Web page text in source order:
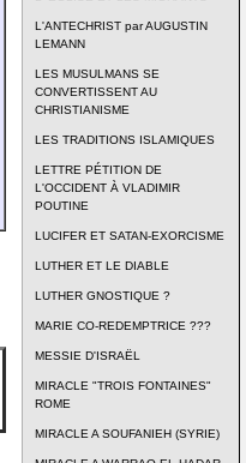
L'ANTECHRIST par AUGUSTIN
LEMANN
LES MUSULMANS SE
CONVERTISSENT AU
CHRISTIANISME
LES TRADITIONS ISLAMIQUES
LETTRE PÉTITION DE
L'OCCIDENT À VLADIMIR
POUTINE
LUCIFER ET SATAN-EXORCISME
LUTHER ET LE DIABLE
LUTHER GNOSTIQUE ?
MARIE CO-REDEMPTRICE ???
MESSIE D'ISRAËL
MIRACLE "TROIS FONTAINES"
ROME
MIRACLE A SOUFANIEH (SYRIE)